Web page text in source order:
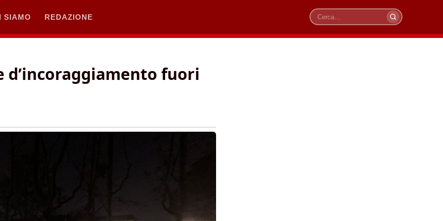
SIAMO REDAZIONE
Cerca
d’incoraggiamento fuori